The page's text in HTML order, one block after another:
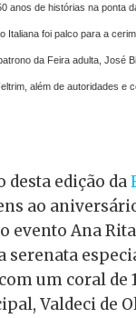
anos de histórias na ponta
Italiana foi palco para a
da Feira adulta, José
além de autoridades e
edição da
ao
evento Ana
serenata
um coral de
Valdeci de